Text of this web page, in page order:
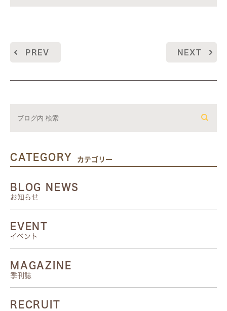
PREV NEXT
CATEGORY カテゴリー
BLOG NEWS
お知らせ
EVENT
イベント
MAGAZINE
季刊誌
RECRUIT